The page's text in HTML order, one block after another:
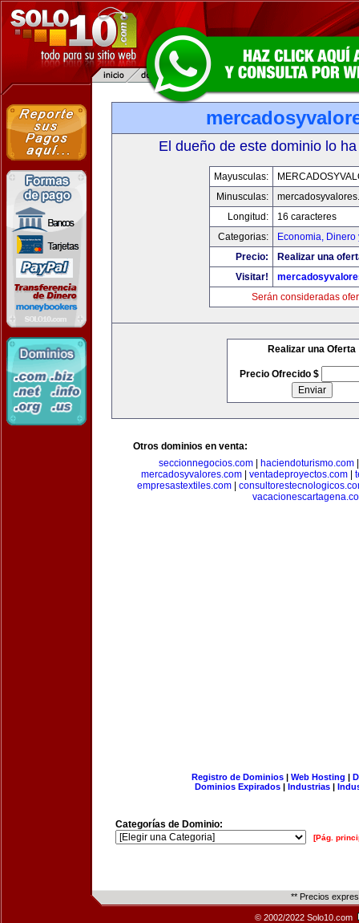
El dueño de este dominio lo
Mayusculas:
Minusculas:
Longitud:
16 caracteres
Categorias:
Economia, Dinero
Precio:
Realizar una
Visitar!
Serán consideradas
Realizar una Oferta
Precio Ofrecido $
Otros dominios en venta:
seccionnegocios.com
haciendoturismo.com
mercadosyvalores.com| ventadeproyectos.com|
empresastextiles.com|
Registro de Dominios| Web Hosting |
Dominios Expirados | Industrias |
Categorías de Dominio:
[Pág.
** Precios
© 2002/2022 Solo10.com